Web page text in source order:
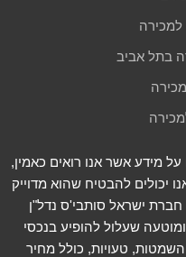
למכירה
בתל אביב
מידע אשר אנו רואים כאמין,
יכולים להבטיח שהוא מדוייק
חברת ישראל סותבי'ס נדל"ן
שעלול להופיע בנכסי
טעויות, כולל מחיר